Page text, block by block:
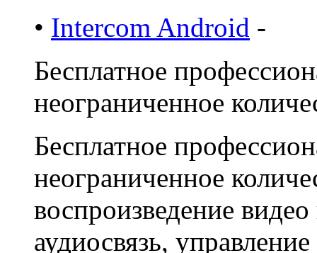
• Intercom Android -
Бесплатное
неограниченное
Бесплатное
неограниченное
воспроизведение
аудиосвязь,